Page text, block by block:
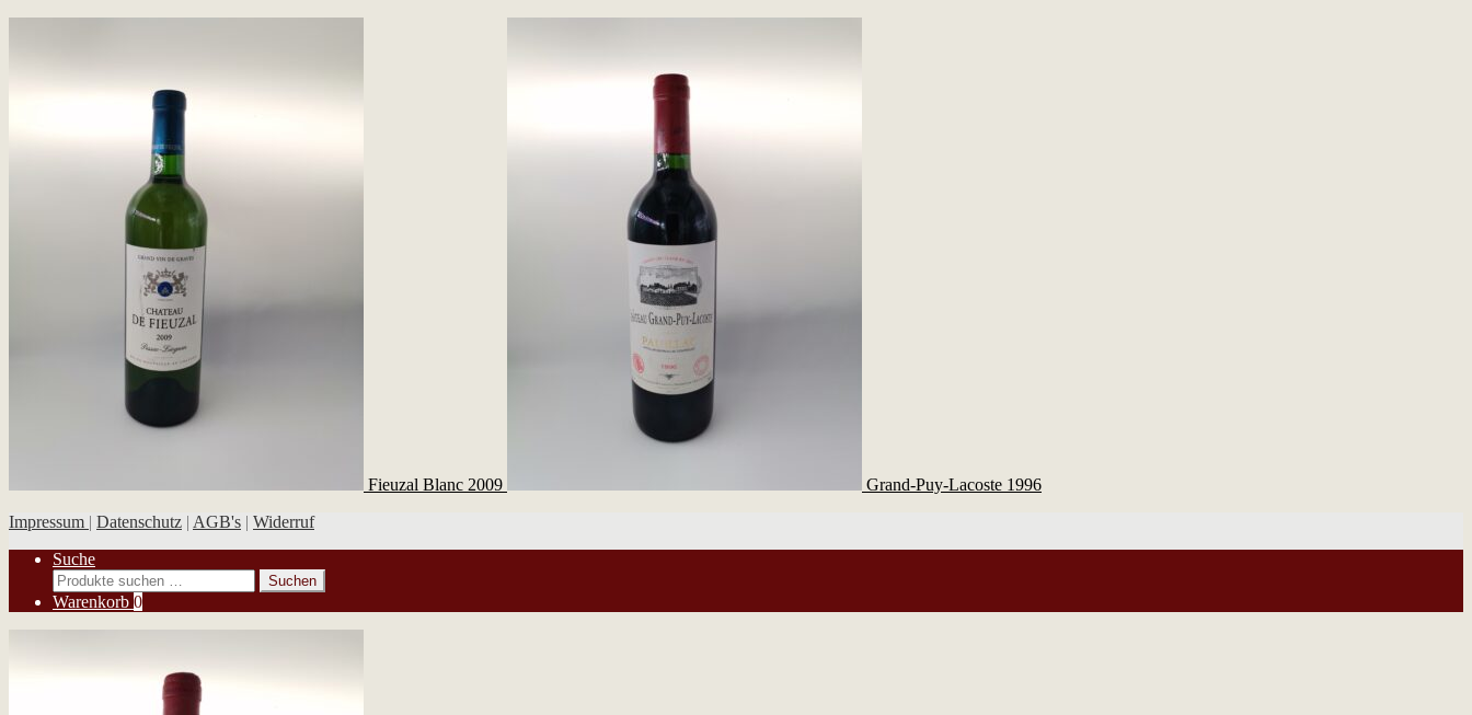
Fieuzal Blanc 2009
Grand-Puy-Lacoste 1996
Impressum | Datenschutz | AGB's | Widerruf
Suche
Suchen
nach:
Suchen
Warenkorb 0